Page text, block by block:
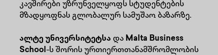
კავშირები უზრუნველყოფს სტუდენტების
მზადყოფნას გლობალურ სამუშაო ბაზარზე.
ალტე უნივერსიტეტსა და Malta Business
School-ს შორის ურთიერთთანამშრომლობის